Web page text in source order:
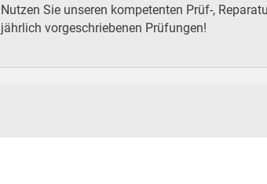
Nutzen Sie unseren kompetenten Prüf-,
jährlich vorgeschriebenen Prüfungen!